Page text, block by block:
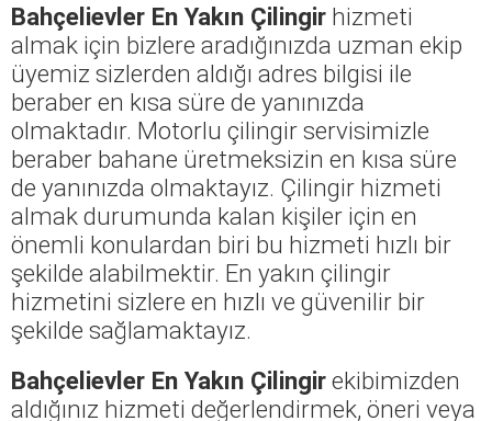
Bahçelievler En Yakın Çilingir hizmeti
almak için bizlere aradığınızda uzman ekip
üyemiz sizlerden aldığı adres bilgisi ile
beraber en kısa süre de yanınızda
olmaktadır. Motorlu çilingir servisimizle
beraber bahane üretmeksizin en kısa süre
de yanınızda olmaktayız. Çilingir hizmeti
almak durumunda kalan kişiler için en
önemli konulardan biri bu hizmeti hızlı bir
şekilde alabilmektir. En yakın çilingir
hizmetini sizlere en hızlı ve güvenilir bir
şekilde sağlamaktayız.
Bahçelievler En Yakın Çilingirekibimizden
aldığınız hizmeti değerlendirmek, öneri veya